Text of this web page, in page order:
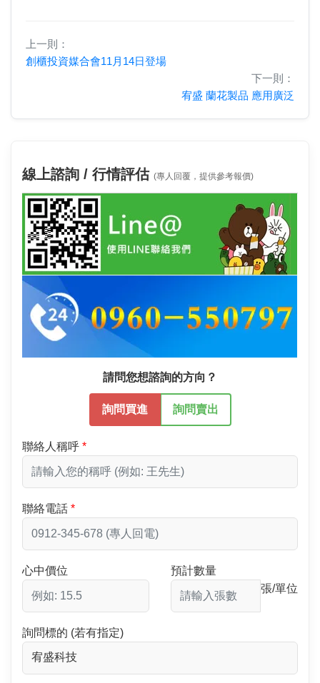
上一則：
創櫃投資媒合會11月14日登場
下一則：
宥盛 蘭花製品 應用廣泛
線上諮詢 / 行情評估 (專人回覆，提供參考報價)
請問您想諮詢的方向？
詢問買進 詢問賣出
聯絡人稱呼
聯絡電話
心中價位
預計數量
張/單位
詢問標的 (若有指定)